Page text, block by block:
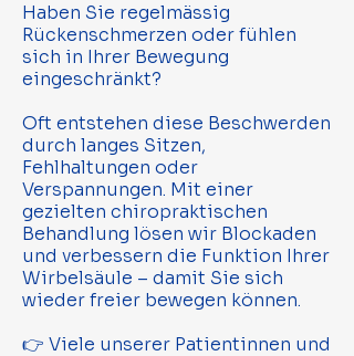
Haben Sie regelmässig
Rückenschmerzen oder fühlen
sich in Ihrer Bewegung
eingeschränkt?
Oft entstehen diese Beschwerden
durch langes Sitzen,
Fehlhaltungen oder
Verspannungen. Mit einer
gezielten chiropraktischen
Behandlung lösen wir Blockaden
und verbessern die Funktion Ihrer
Wirbelsäule – damit Sie sich
wieder freier bewegen können.
👉 Viele unserer Patientinnen und